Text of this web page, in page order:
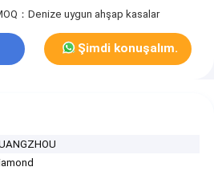
：Denize uygun ahşap kasalar
Şimdi konuşalım.